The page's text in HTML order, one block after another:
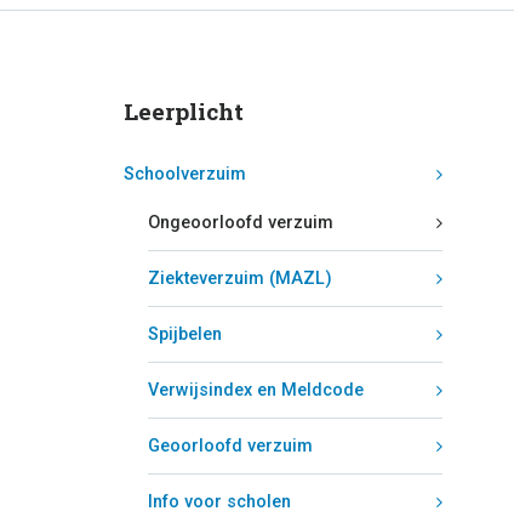
Leerplicht
Schoolverzuim
Ongeoorloofd verzuim
Ziekteverzuim (MAZL)
Spijbelen
Verwijsindex en Meldcode
Geoorloofd verzuim
Info voor scholen